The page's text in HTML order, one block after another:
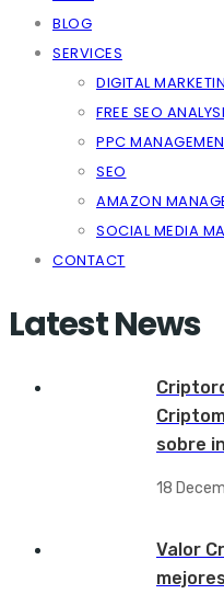
BLOG
SERVICES
DIGITAL
FREE SEO
PPC
SEO
AMAZON
SOCIAL MEDIA
CONTACT
Latest News
sobre
18
Valor